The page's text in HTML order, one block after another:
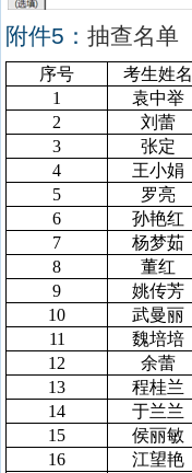
附件5 ： 抽查名单
序号 考生姓名
1
袁中举
2
刘蕾
3
张定
4
王小娟
5
罗亮
6
孙艳红
7
杨梦茹
8
董红
9
姚传芳
10
武曼丽
11
魏培培
12
余蕾
13
程桂兰
14
于兰兰
15
侯丽敏
16
江望艳